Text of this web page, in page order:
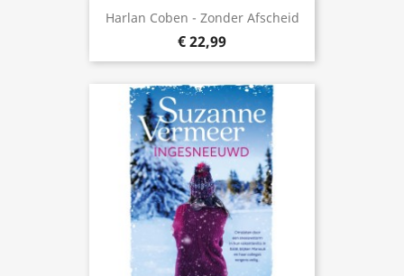
Harlan Coben - Zonder Afscheid
€ 22,99